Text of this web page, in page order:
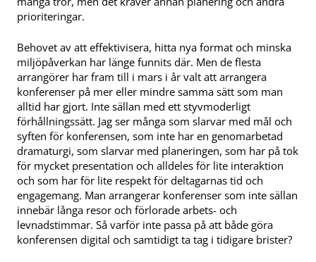
prioriteringar.
Behovet av att effektivisera, hitta nya format och minska
miljöpåverkan har länge funnits där. Men de flesta
arrangörer har fram till i mars i år valt att arrangera
konferenser på mer eller mindre samma sätt som man
alltid har gjort. Inte sällan med ett styvmoderligt
förhållningssätt. Jag ser många som slarvar med mål och
syften för konferensen, som inte har en genomarbetad
dramaturgi, som slarvar med planeringen, som har på tok
för mycket presentation och alldeles för lite interaktion
och som har för lite respekt för deltagarnas tid och
engagemang. Man arrangerar konferenser som inte sällan
innebär långa resor och förlorade arbets- och
levnadstimmar. Så varför inte passa på att både göra
konferensen digital och samtidigt ta tag i tidigare brister?